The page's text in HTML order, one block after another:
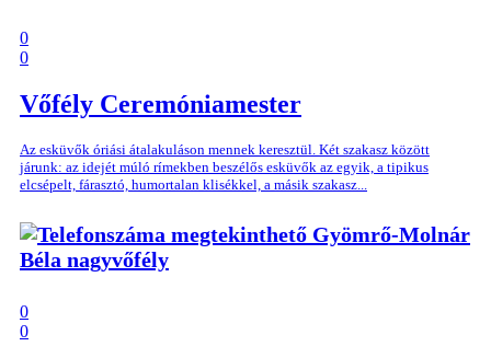
0
0
Vőfély Ceremóniamester
Az esküvők óriási átalakuláson mennek keresztül. Két szakasz között
járunk: az idejét múló rímekben beszélős esküvők az egyik, a tipikus
elcsépelt, fárasztó, humortalan klisékkel, a másik szakasz...
Gyömrő-Molnár
Béla nagyvőfély
0
0